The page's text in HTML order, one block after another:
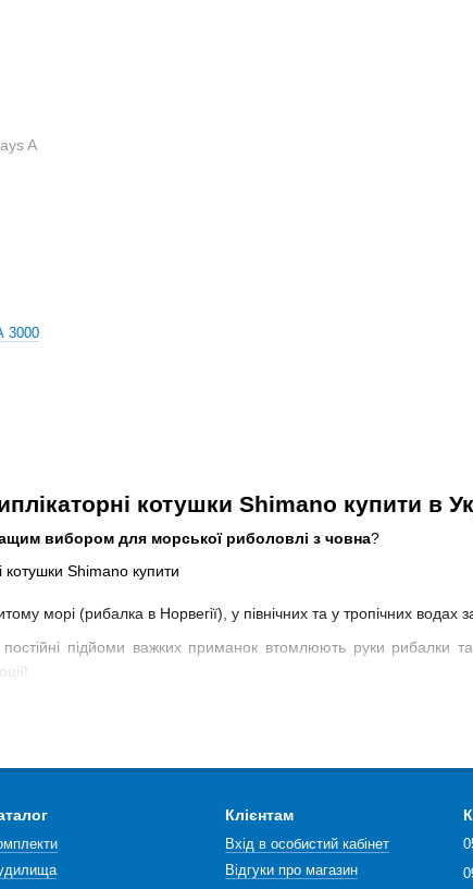
котушки Shimano купити в
вибором для морської риболовлі з човна?
морі (рибалка в Норвегії), у північних та у тропічних водах
підйоми важких приманок втомлюють руки
мультиплікаторна котушка Shimano Dendou-Maru
електричну мультиплікаторну котушку, зверніть увагу на
справді великий вибір електричних мультиплікаторних
3000
Клієнтам
Вхід в особистий кабінет
Відгуки про магазин